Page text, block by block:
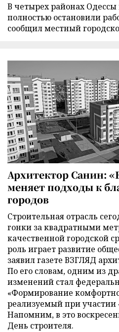
В четырех районах Одессы
полностью остановили
сообщил местный
Архитектор Санин:
меняет подходы к
городов
Строительная отрасль
гонки за квадратными
качественной городской
роль играет развитие
заявил газете ВЗГЛЯД
По его словам, одним из
изменений стал
«Формирование
реализуемый при участии
Напомним, в это
День строителя.